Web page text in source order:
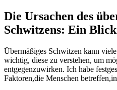
Die Ursachen des
Schwitzens: Ein
Übermäßiges Schwitzen kann
wichtig, diese ‍zu ⁢verstehen, um
entgegenzuwirken. Ich⁣ habe
Faktoren,die Menschen